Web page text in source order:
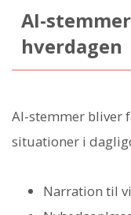
AI-
hverdagen
AI-stemmer bliver
situationer i
Narration til